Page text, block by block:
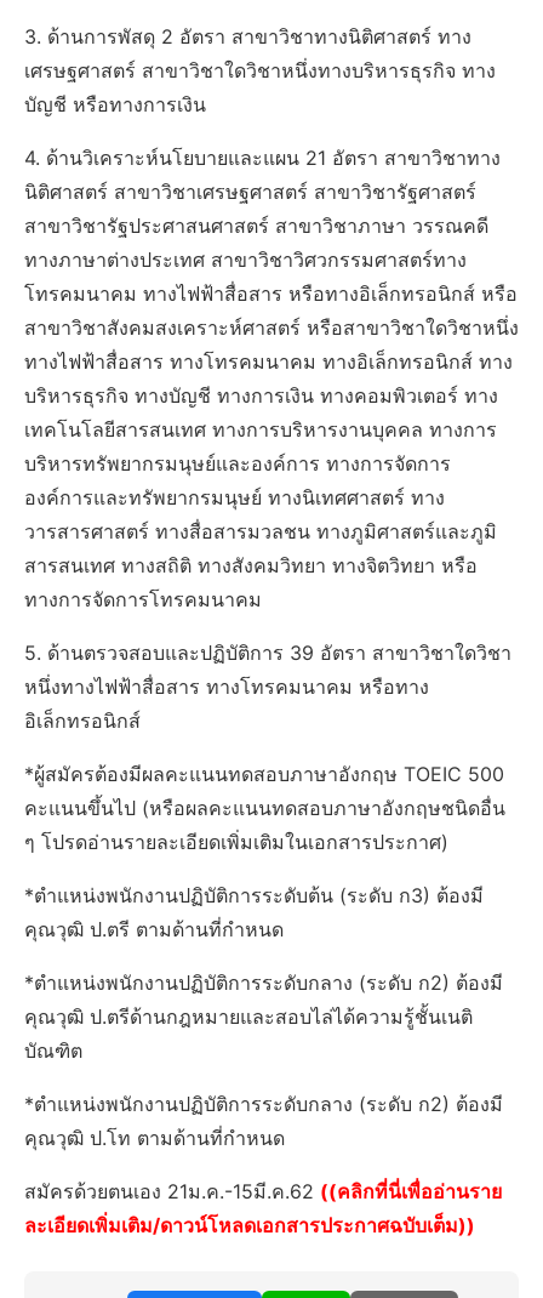
3. ด้านการพัสดุ 2 อัตรา สาขาวิชาทางนิติศาสตร์ ทาง
เศรษฐศาสตร์ สาขาวิชาใดวิชาหนึ่งทางบริหารธุรกิจ ทาง
บัญชี หรือทางการเงิน
4. ด้านวิเคราะห์นโยบายและแผน 21 อัตรา สาขาวิชาทาง
นิติศาสตร์ สาขาวิชาเศรษฐศาสตร์ สาขาวิชารัฐศาสตร์
สาขาวิชารัฐประศาสนศาสตร์ สาขาวิชาภาษา วรรณคดี
ทางภาษาต่างประเทศ สาขาวิชาวิศวกรรมศาสตร์ทาง
โทรคมนาคม ทางไฟฟ้าสื่อสาร หรือทางอิเล็กทรอนิกส์ หรือ
สาขาวิชาสังคมสงเคราะห์ศาสตร์ หรือสาขาวิชาใดวิชาหนึ่ง
ทางไฟฟ้าสื่อสาร ทางโทรคมนาคม ทางอิเล็กทรอนิกส์ ทาง
บริหารธุรกิจ ทางบัญชี ทางการเงิน ทางคอมพิวเตอร์ ทาง
เทคโนโลยีสารสนเทศ ทางการบริหารงานบุคคล ทางการ
บริหารทรัพยากรมนุษย์และองค์การ ทางการจัดการ
องค์การและทรัพยากรมนุษย์ ทางนิเทศศาสตร์ ทาง
วารสารศาสตร์ ทางสื่อสารมวลชน ทางภูมิศาสตร์และภูมิ
สารสนเทศ ทางสถิติ ทางสังคมวิทยา ทางจิตวิทยา หรือ
ทางการจัดการโทรคมนาคม
5. ด้านตรวจสอบและปฏิบัติการ 39 อัตรา สาขาวิชาใดวิชา
หนึ่งทางไฟฟ้าสื่อสาร ทางโทรคมนาคม หรือทาง
อิเล็กทรอนิกส์
*ผู้สมัครต้องมีผลคะแนนทดสอบภาษาอังกฤษ TOEIC 500
คะแนนขึ้นไป (หรือผลคะแนนทดสอบภาษาอังกฤษชนิดอื่น
ๆ โปรดอ่านรายละเอียดเพิ่มเติมในเอกสารประกาศ)
*ตำแหน่งพนักงานปฏิบัติการระดับต้น (ระดับ ก3) ต้องมี
คุณวุฒิ ป.ตรี ตามด้านที่กำหนด
*ตำแหน่งพนักงานปฏิบัติการระดับกลาง (ระดับ ก2) ต้องมี
คุณวุฒิ ป.ตรีด้านกฎหมายและสอบไล่ได้ความรู้ชั้นเนติ
บัณฑิต
*ตำแหน่งพนักงานปฏิบัติการระดับกลาง (ระดับ ก2) ต้องมี
คุณวุฒิ ป.โท ตามด้านที่กำหนด
สมัครด้วยตนเอง 21ม.ค.-15มี.ค.62 ((คลิกที่นี่เพื่ออ่านราย
ละเอียดเพิ่มเติม/ดาวน์โหลดเอกสารประกาศฉบับเต็ม))